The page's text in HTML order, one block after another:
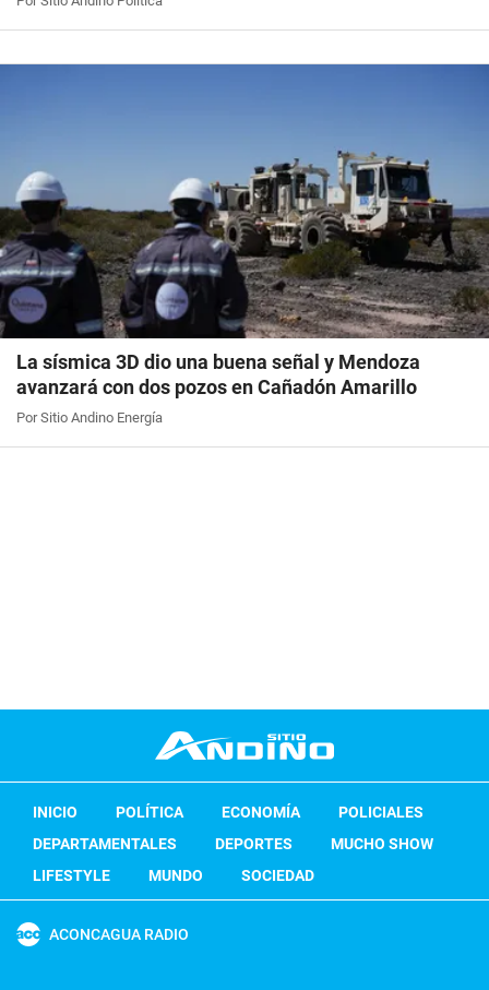
La sísmica 3D dio una buena señal y Mendoza
avanzará con dos pozos en Cañadón Amarillo
Por Sitio Andino Energía
INICIO POLÍTICA ECONOMÍA
POLICIALES
DEPARTAMENTALES
DEPORTES
MUCHO SHOW
LIFESTYLE
MUNDO SOCIEDAD
ACONCAGUA RADIO